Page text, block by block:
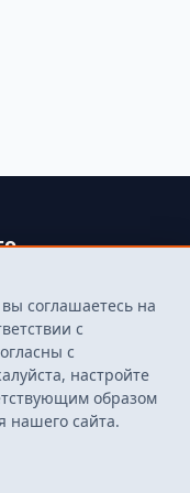
к. 9, помещение 10Н.
транспортной
соглашаетесь на
с
с
настройте
образом
нашего сайта.